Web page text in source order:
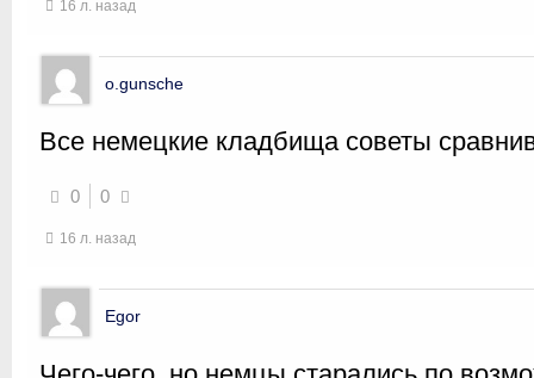
16 л. назад
o.gunsche
Все немецкие кладбища советы
0 0
16 л. назад
Egor